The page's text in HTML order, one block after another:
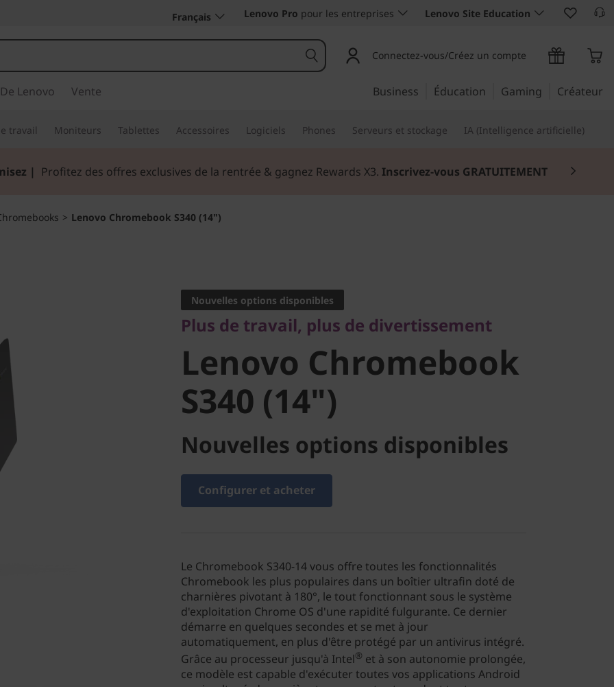
Français Lenovo Pro pour les entreprises Lenovo Site Education
Connectez-vous/Créez un compte
Lenovo Vente Business Éducation Gaming Créateur
travail Moniteurs Tablettes Accessoires Logiciels Phones Serveurs et stockage IA (Intelligence artificielle)
| Profitez des offres exclusives de la rentrée & gagnez Rewards X3. Inscrivez-vous GRATUITEMENT
> Lenovo Chromebook S340 (14")
Lenovo
Chromebook S340
(14")
Nouvelles options disponibles
Plus de travail, plus de divertissement
Lenovo Chromebook
S340 (14")
Nouvelles options disponibles
Configurer et acheter
Le Chromebook S340-14 vous offre toutes les fonctionnalités
Chromebook les plus populaires dans un boîtier ultrafin doté de
charnières pivotant à 180°, le tout fonctionnant sous le système
d'exploitation Chrome OS d'une rapidité fulgurante. Ce dernier
démarre en quelques secondes et se met à jour
automatiquement, en plus d'être protégé par un antivirus intégré.
Grâce au processeur jusqu'à Intel® et à son autonomie prolongée,
ce modèle est capable d'exécuter toutes vos applications Android